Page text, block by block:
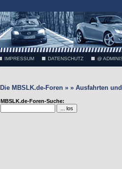
IMPRESSUM DATENSCHUTZ @
Die MBSLK.de-Foren » » Ausfahrten
MBSLK.de-Foren-Suche: